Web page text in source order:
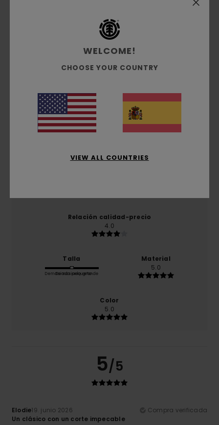
Reseñas de los clientes
5.0/5
basado en1 reseñas verificadasdesde junio 2026
Relación calidad-precio
4.0
Talla
Demasiado pequeño
Demasiado grande
Material
5.0
Color
5.0
5/5
Elodie19. junio 2026
Compra verificada
Un clásico con un corte impecable
WELCOME!
CHOOSE YOUR COUNTRY
VIEW ALL COUNTRIES